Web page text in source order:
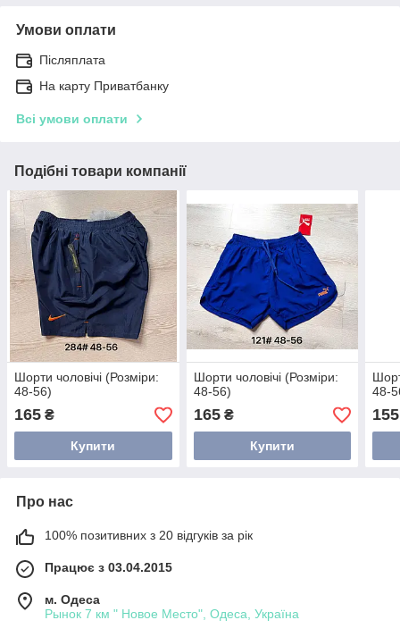
Умови оплати
Післяплата
На карту Приватбанку
Всі умови оплати
Подібні товари компанії
Шорти чоловічі (Розміри:
48-56)
165 ₴
Купити
Шорти чоловічі (Розміри:
48-56)
165₴
Купити
48-
155
Про нас
100% позитивних з 20 відгуків за рік
Працює з 03.04.2015
м. Одеса
Рынок 7 км " Новое Место", Одеса, Україна